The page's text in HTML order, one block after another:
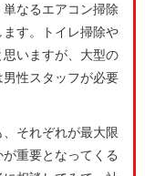
なるエアコン掃除
す。トイレ掃除や
いますが、大型の
性スタッフが必要
それぞれが最大限
重要となってくる